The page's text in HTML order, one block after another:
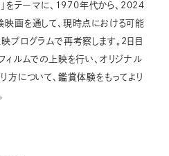
」をテーマに、1970年代から、2024
画を通して、現時点における可能
ログラムで再考察します。2日目
ィルムでの上映を行い、オリジナル
方について、鑑賞体験をもってより